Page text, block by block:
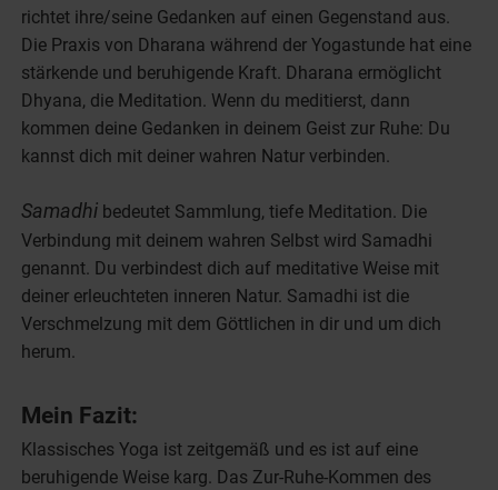
richtet ihre/seine Gedanken auf einen Gegenstand aus.
Die Praxis von Dharana während der Yogastunde hat eine
stärkende und beruhigende Kraft. Dharana ermöglicht
Dhyana, die Meditation. Wenn du meditierst, dann
kommen deine Gedanken in deinem Geist zur Ruhe: Du
kannst dich mit deiner wahren Natur verbinden.
Samadhi bedeutet Sammlung, tiefe Meditation. Die
Verbindung mit deinem wahren Selbst wird Samadhi
genannt. Du verbindest dich auf meditative Weise mit
deiner erleuchteten inneren Natur. Samadhi ist die
Verschmelzung mit dem Göttlichen in dir und um dich
herum.
Mein Fazit:
Klassisches Yoga ist zeitgemäß und es ist auf eine
beruhigende Weise karg. Das Zur-Ruhe-Kommen des